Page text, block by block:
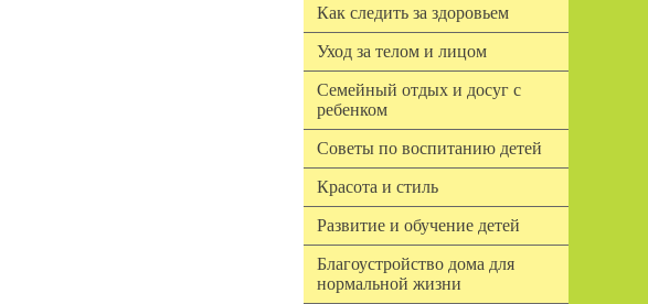
Как следить за здоровьем
Уход за телом и лицом
Семейный отдых и досуг с
ребенком
Советы по воспитанию детей
Красота и стиль
Развитие и обучение детей
Благоустройство дома для
нормальной жизни